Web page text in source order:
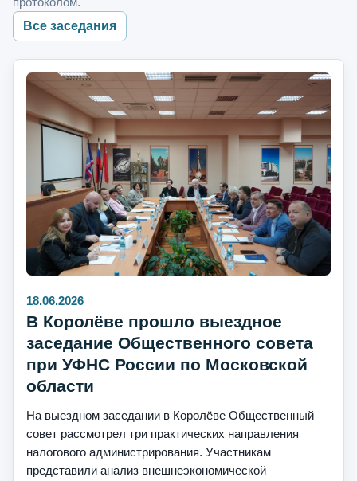
Все заседания
18.06.2026
В Королёве прошло выездное
заседание Общественного совета
при УФНС России по Московской
области
На выездном заседании в Королёве Общественный
совет рассмотрел три практических направления
налогового администрирования. Участникам
представили анализ внешнеэкономической